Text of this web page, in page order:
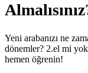
Yeni arabanızı ne
dönemler? 2.el mi
hemen öğrenin!